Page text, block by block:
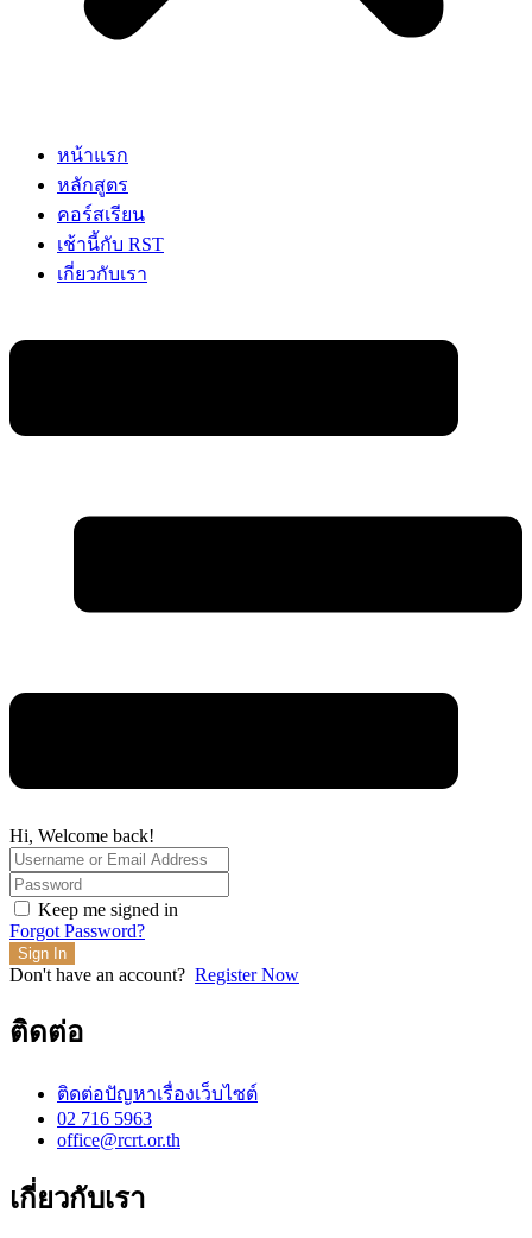
หน้าแรก
หลักสูตร
คอร์สเรียน
เช้านี้กับ RST
เกี่ยวกับเรา
Hi, Welcome back!
Keep me signed in
Forgot Password?
Sign In
Don't have an account? Register Now
ติดต่อ
ติดต่อปัญหาเรื่องเว็บไซต์
02 716 5963
office@rcrt.or.th
เกี่ยวกับเรา